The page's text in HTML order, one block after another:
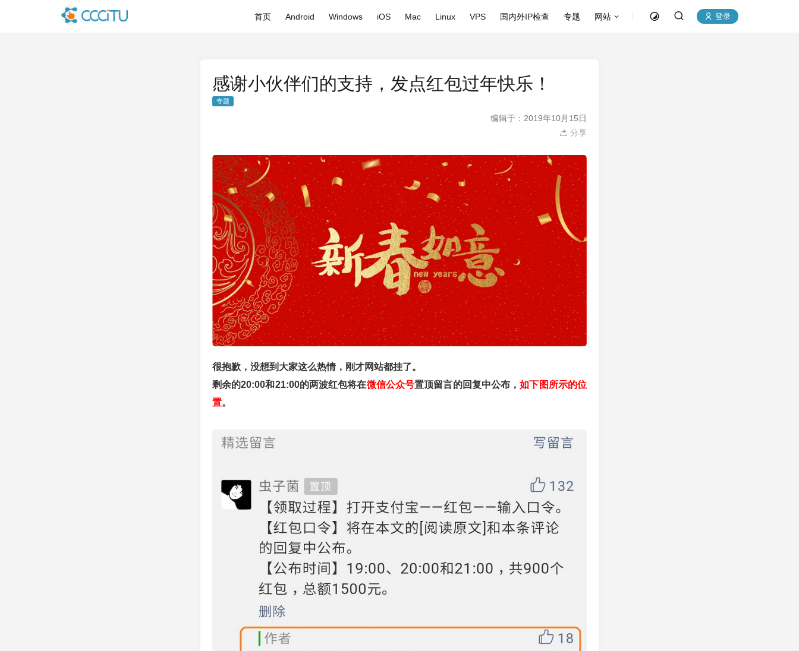
首页 Android Windows iOS Mac Linux VPS 国内外IP检查 专题 网站 登录
感谢小伙伴们的支持，发点红包过年快乐！
专题
编辑于：2019年10月15日
分享
很抱歉，没想到大家这么热情，刚才网站都挂了。
剩余的20:00和21:00的两波红包将在微信公众号置顶留言的回复中公布，如下图所示的位
置。